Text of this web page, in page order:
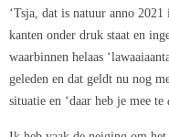
‘Tsja, dat is natuur anno
kanten onder druk staat en
waarbinnen helaas
geleden en dat geldt nu nog
situatie en ‘daar heb je mee te